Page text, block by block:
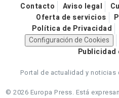
Contacto Aviso legal
Oferta de servicios
Política de Privacidad
Configuración de Cookies
Publicidad
Portal de actualidad y noticias
© 2026 Europa Press. Está